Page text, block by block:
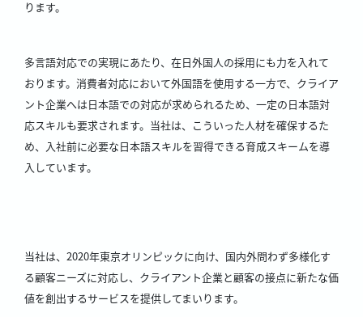
ります。
多言語対応での実現にあたり、在日外国人の採用にも力を入れて
おります。消費者対応において外国語を使用する一方で、クライア
ント企業へは日本語での対応が求められるため、一定の日本語対
応スキルも要求されます。当社は、こういった人材を確保するた
め、入社前に必要な日本語スキルを習得できる育成スキームを導
入しています。
当社は、2020年東京オリンピックに向け、国内外問わず多様化す
る顧客ニーズに対応し、クライアント企業と顧客の接点に新たな価
値を創出するサービスを提供してまいります。